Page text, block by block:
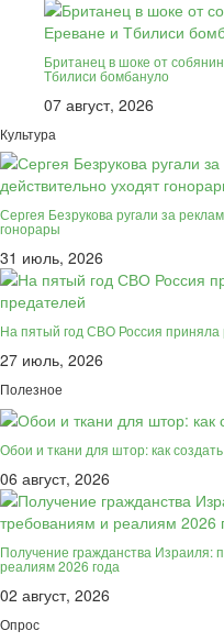
Британец в шоке от
Тбилиси бомбануло
07 август, 2026
Культура
Сергея Безрукова ругали за
гонорары
31 июль, 2026
На пятый год СВО Россия
27 июль, 2026
Полезное
Обои и ткани для штор: как
06 август, 2026
Получение гражданства Израиля:
реалиям 2026 года
02 август, 2026
Опрос